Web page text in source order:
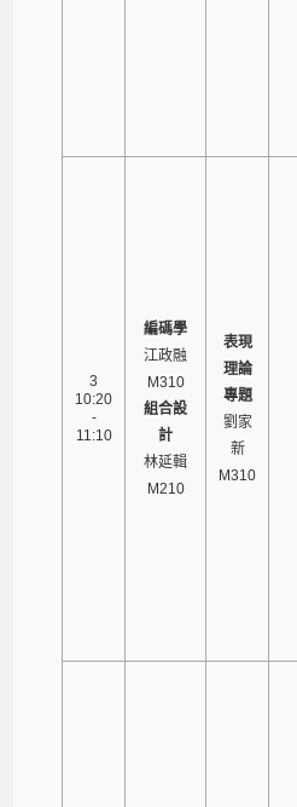
3
10:20
-
11:10
編碼學
江政融
M310
組合設
計
林延輯
M210
表現
理論
專題
劉家
新
M310